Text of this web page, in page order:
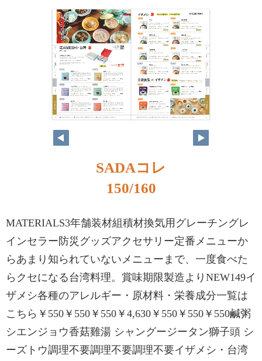
SADAコレ
150/160
MATERIALS3年舗装材組積材換気用グレーチングレ
インセラー防災グッズアクセサリー定番メニューか
らあまり知られていないメニューまで、一度食べた
らクセになる台湾料理。賞味期限製造よりNEW149イ
ザメシ各種のアレルギー・原材料・栄養成分一覧は
こちら￥550￥550￥550￥4,630￥550￥550￥550鹹粥
シエンジョウ香菇雞湯 シャングージータン獅子頭 シ
ーズトウ調理不要調理不要調理不要イザメシ・台湾